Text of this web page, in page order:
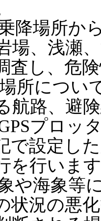
降場所か
場、浅瀬
査し、危
所につい
航路、避
プロッ
で設定し
を行いま
や海象等
状況の悪